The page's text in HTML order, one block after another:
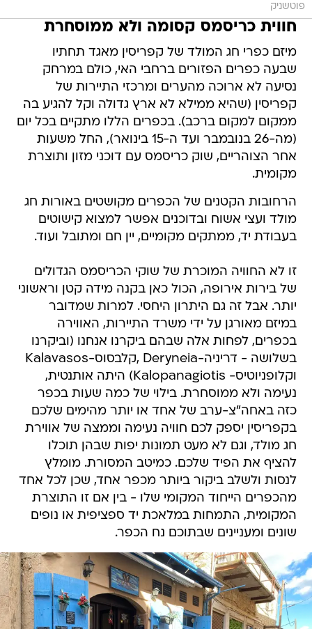
פוטשניק
חווית כריסמס קסומה ולא ממוסחרת
מיזם כפרי חג המולד של קפריסין מאגד תחתיו
שבעה כפרים הפזורים ברחבי האי, כולם במרחק
נסיעה לא ארוכה מהערים ומרכזי התיירות של
קפריסין (שהיא ממילא לא ארץ גדולה וקל להגיע בה
ממקום למקום ברכב). בכפרים הללו מתקיים בכל יום
(מה-26 בנובמבר ועד ה-15 בינואר), החל משעות
אחר הצוהריים, שוק כריסמס עם דוכני מזון ותוצרת
מקומית.
הרחובות הקטנים של הכפרים מקושטים באורות חג
מולד ועצי אשוח ובדוכנים אפשר למצוא קישוטים
בעבודת יד, ממתקים מקומיים, יין חם ומתובל ועוד.
זו לא החוויה המוכרת של שוקי הכריסמס הגדולים
של בירות אירופה, הכול כאן בקנה מידה קטן וראשוני
יותר. אבל זה גם היתרון היחסי. למרות שמדובר
במיזם מאורגן על ידי משרד התיירות, האווירה
בכפרים, לפחות אלה שבהם ביקרנו אנחנו (וביקרנו
בשלושה - דריניה-Deryneia ,קלבסוס-Kalavasos
וקלופניוטיס- Kalopanagiotis) היתה אותנטית,
נעימה ולא ממוסחרת. בילוי של כמה שעות בכפר
כזה באחה"צ-ערב של אחד או יותר מהימים שלכם
בקפריסין יספק לכם חוויה נעימה וממצה של אווירת
חג מולד, וגם לא מעט תמונות יפות שבהן תוכלו
להציף את הפיד שלכם. כמיטב המסורת. מומלץ
לנסות ולשלב ביקור ביותר מכפר אחד, שכן לכל אחד
מהכפרים הייחוד המקומי שלו - בין אם זו התוצרת
המקומית, התמחות במלאכת יד ספציפית או נופים
שונים ומעניינים שבתוכם נח הכפר.